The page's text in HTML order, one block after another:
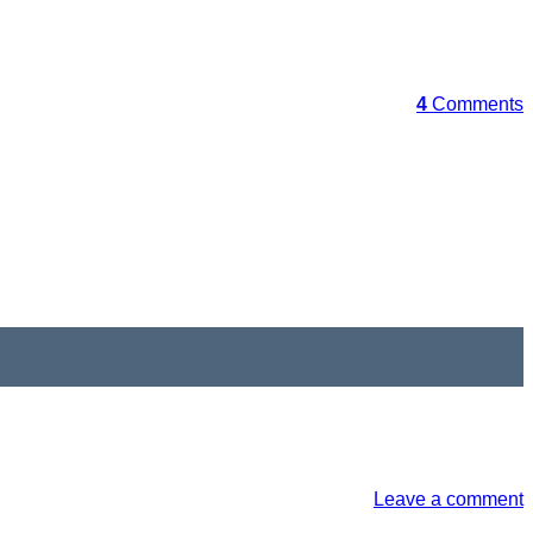
4 Comments
Leave a comment